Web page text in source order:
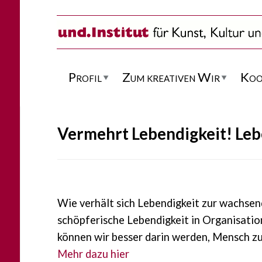
Profil Zum kreativen Wir
Vermehrt Lebendigkeit!
Wie verhält sich Lebendigkeit zur
schöpferische Lebendigkeit in
können wir besser darin werden, Mensch
Mehr dazu hier